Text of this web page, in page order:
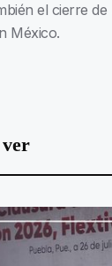
el cierre
México.
ver